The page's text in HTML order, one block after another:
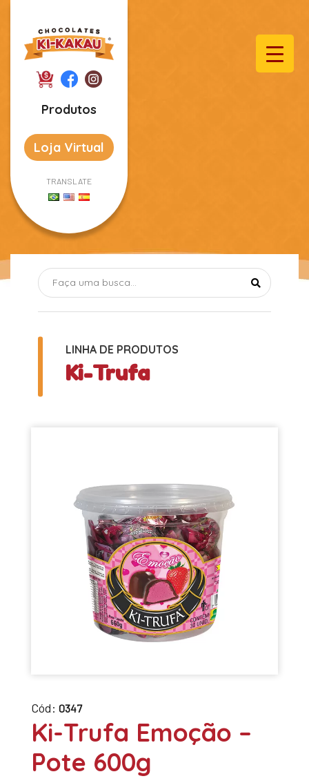
Produtos
Loja Virtual
TRANSLATE
LINHA DE PRODUTOS
Ki-Trufa
Cód: 0347
Ki-Trufa Emoção –
Pote 600g